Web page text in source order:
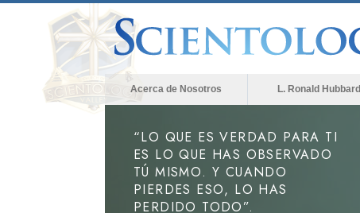
Acerca de Nosotros L. Ronald Hubbard
“LO QUE ES VERDAD PARA TI
ES LO QUE HAS OBSERVADO
TÚ MISMO. Y CUANDO
PIERDES ESO, LO HAS
PERDIDO TODO”.